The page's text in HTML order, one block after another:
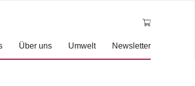
Über uns Umwelt
Newsletter